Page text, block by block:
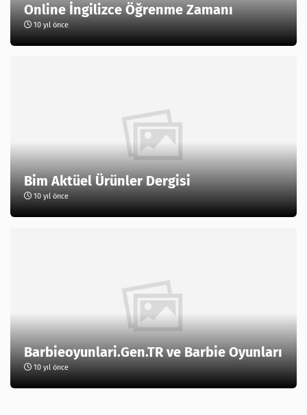
Online İngilizce Öğrenme Zamanı
10 yıl önce
Bim Aktüel Ürünler Dergisi
10 yıl önce
Barbieoyunlari.Gen.TR ve Barbie Oyunları
10 yıl önce